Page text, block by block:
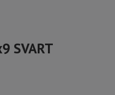
SVART